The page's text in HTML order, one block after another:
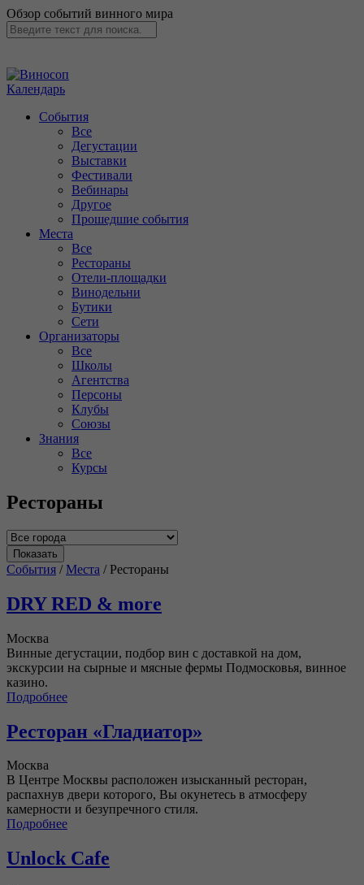
Обзор событий винного мира
Календарь
События
Все
Дегустации
Выставки
Фестивали
Вебинары
Другое
Прошедшие события
Места
Все
Рестораны
Отели-площадки
Винодельни
Бутики
Сети
Организаторы
Все
Школы
Агентства
Персоны
Клубы
Союзы
Знания
Все
Курсы
Рестораны
События /Места /Рестораны
DRY RED & more
Москва
Винные дегустации, подбор вин с доставкой на дом,
экскурсии на сырные и мясные фермы Подмосковья, винное
казино.
Подробнее
Ресторан «Гладиатор»
Москва
В Центре Москвы расположен изысканный ресторан,
распахнув двери которого, Вы окунетесь в атмосферу
камерности и безупречного стиля.
Подробнее
Unlock Cafe